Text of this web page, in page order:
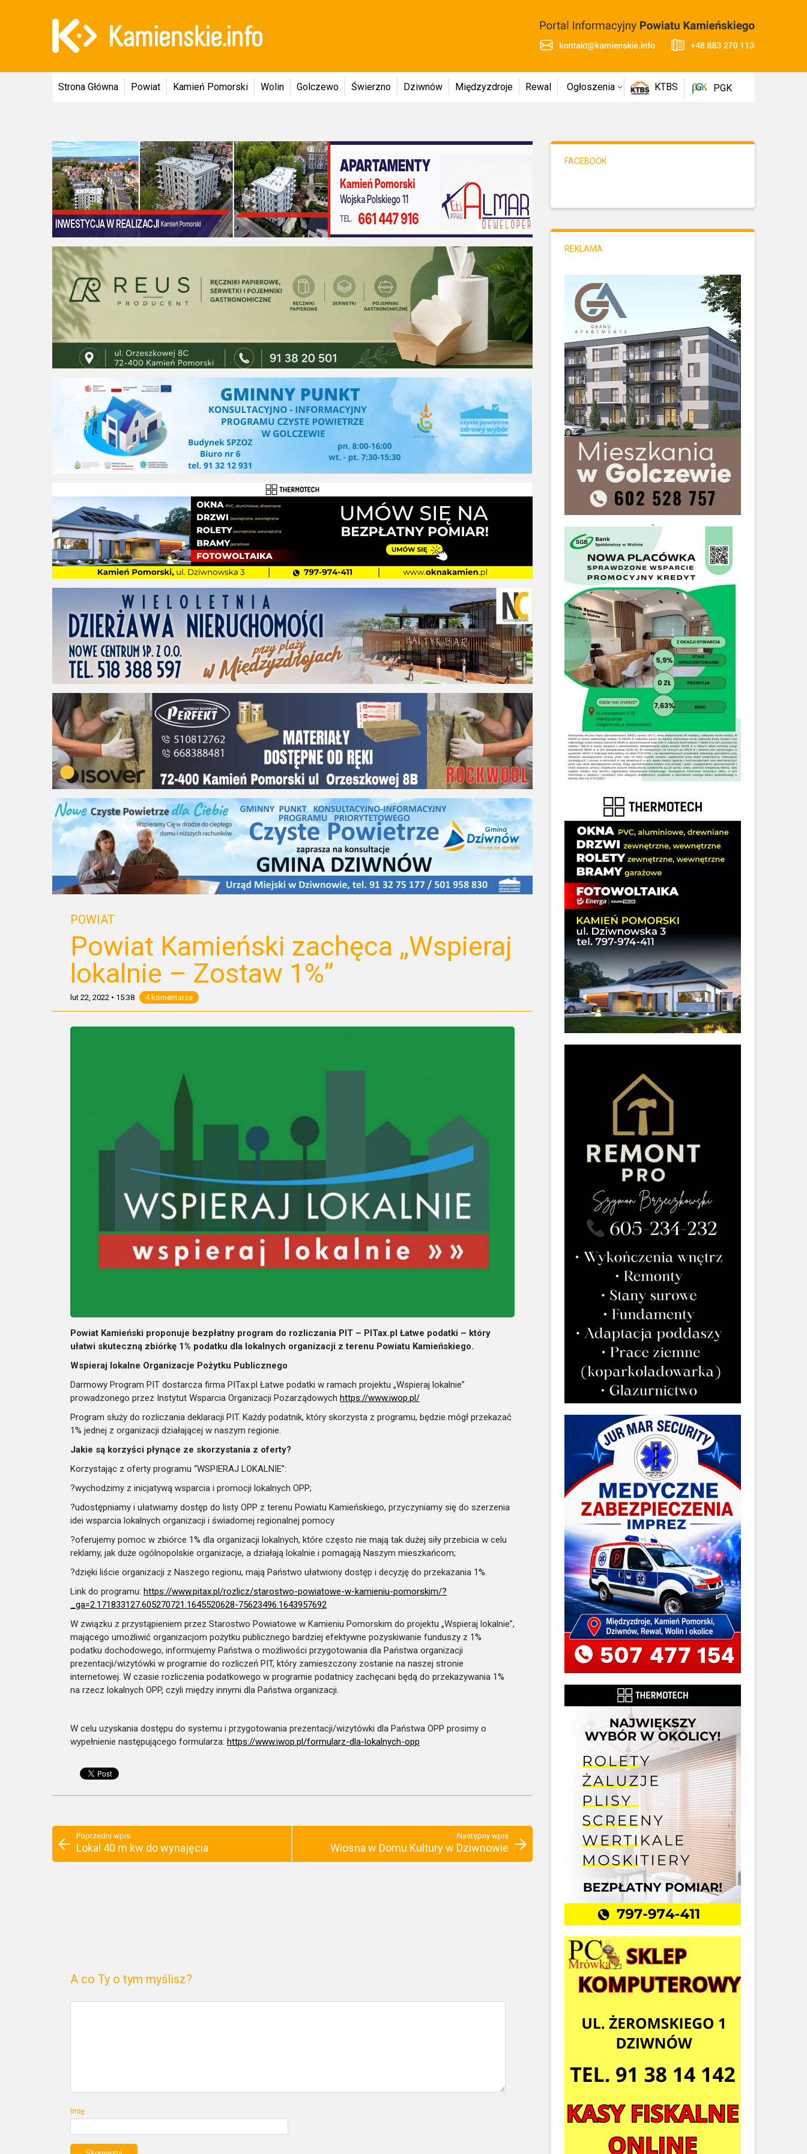
Strona Główna Powiat Kamień Pomorski Wolin Golczewo Świerzno Dziwnów Międzyzdroje Rewal Ogłoszenia KTBS PGK
POWIAT
Powiat Kamieński zachęca „Wspieraj
lokalnie – Zostaw 1%”
lut 22, 2022 • 15:38 4 komentarze
Powiat Kamieński proponuje bezpłatny program do rozliczania PIT – PITax.pl Łatwe podatki – który
ułatwi skuteczną zbiórkę 1% podatku dla lokalnych organizacji z terenu Powiatu Kamieńskiego.
Wspieraj lokalne Organizacje Pożytku Publicznego
Darmowy Program PIT dostarcza firma PITax.pl Łatwe podatki w ramach projektu „Wspieraj lokalnie”
prowadzonego przez Instytut Wsparcia Organizacji Pozarządowych https://www.iwop.pl/
Program służy do rozliczania deklaracji PIT. Każdy podatnik, który skorzysta z programu, będzie mógł przekazać
1% jednej z organizacji działającej w naszym regionie.
Jakie są korzyści płynące ze skorzystania z oferty?
Korzystając z oferty programu “WSPIERAJ LOKALNIE”:
?wychodzimy z inicjatywą wsparcia i promocji lokalnych OPP;
?udostępniamy i ułatwiamy dostęp do listy OPP z terenu Powiatu Kamieńskiego, przyczyniamy się do szerzenia
idei wsparcia lokalnych organizacji i świadomej regionalnej pomocy
?oferujemy pomoc w zbiórce 1% dla organizacji lokalnych, które często nie mają tak dużej siły przebicia w celu
reklamy, jak duże ogólnopolskie organizacje, a działają lokalnie i pomagają Naszym mieszkańcom;
?dzięki liście organizacji z Naszego regionu, mają Państwo ułatwiony dostęp i decyzję do przekazania 1%.
Link do programu: https://www.pitax.pl/rozlicz/starostwo-powiatowe-w-kamieniu-pomorskim/?
_ga=2.171833127.605270721.1645520628-75623496.1643957692
W związku z przystąpieniem przez Starostwo Powiatowe w Kamieniu Pomorskim do projektu „Wspieraj lokalnie”,
mającego umożliwić organizacjom pożytku publicznego bardziej efektywne pozyskiwanie funduszy z 1%
podatku dochodowego, informujemy Państwa o możliwości przygotowania dla Państwa organizacji
prezentacji/wizytówki w programie do rozliczeń PIT, który zamieszczony zostanie na naszej stronie
internetowej. W czasie rozliczenia podatkowego w programie podatnicy zachęcani będą do przekazywania 1%
na rzecz lokalnych OPP, czyli między innymi dla Państwa organizacji.
W celu uzyskania dostępu do systemu i przygotowania prezentacji/wizytówki dla Państwa OPP prosimy o
wypełnienie następującego formularza: https://www.iwop.pl/formularz-dla-lokalnych-opp
Poprzedni wpis
Lokal 40 m kw do wynajęcia
Następny wpis
Wiosna w Domu Kultury w Dziwnowie
A co Ty o tym myślisz?
Imię
FACEBOOK
REKLAMA